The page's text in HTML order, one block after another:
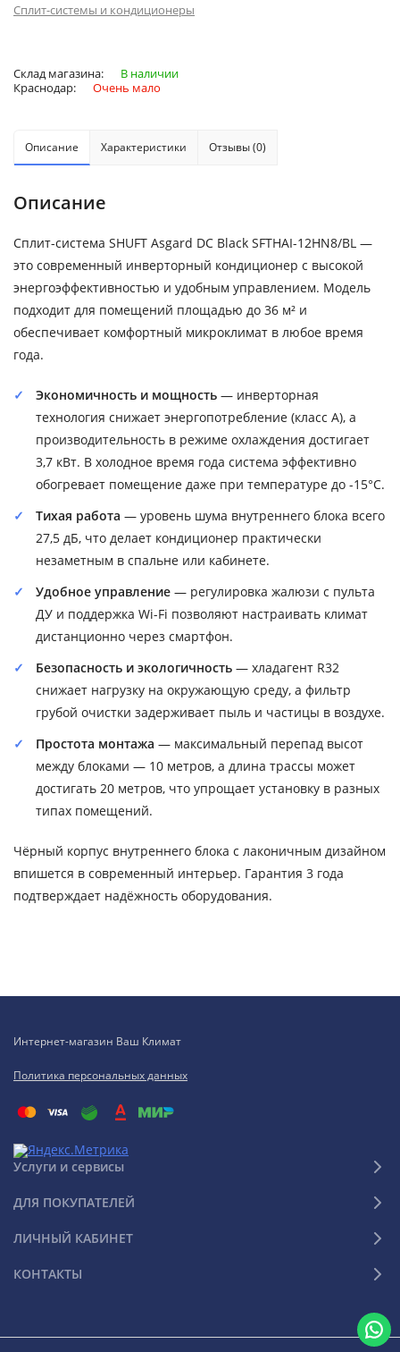
Сплит-системы и кондиционеры
Склад магазина:
В наличии
Краснодар:
Очень мало
Описание Характеристики Отзывы (0)
Описание
Сплит-система SHUFT Asgard DC Black SFTHAI-12HN8/BL —
это современный инверторный кондиционер с высокой
энергоэффективностью и удобным управлением. Модель
подходит для помещений площадью до 36 м² и
обеспечивает комфортный микроклимат в любое время
года.
Экономичность и мощность — инверторная
технология снижает энергопотребление (класс A), а
производительность в режиме охлаждения достигает
3,7 кВт. В холодное время года система эффективно
обогревает помещение даже при температуре до -15°C.
Тихая работа — уровень шума внутреннего блока всего
27,5 дБ, что делает кондиционер практически
незаметным в спальне или кабинете.
Удобное управление — регулировка жалюзи с пульта
ДУ и поддержка Wi-Fi позволяют настраивать климат
дистанционно через смартфон.
Безопасность и экологичность — хладагент R32
снижает нагрузку на окружающую среду, а фильтр
грубой очистки задерживает пыль и частицы в воздухе.
Простота монтажа — максимальный перепад высот
между блоками — 10 метров, а длина трассы может
достигать 20 метров, что упрощает установку в разных
типах помещений.
Чёрный корпус внутреннего блока с лаконичным дизайном
впишется в современный интерьер. Гарантия 3 года
подтверждает надёжность оборудования.
Интернет-магазин Ваш Климат
Политика персональных данных
Услуги и сервисы
ДЛЯ ПОКУПАТЕЛЕЙ
ЛИЧНЫЙ КАБИНЕТ
КОНТАКТЫ